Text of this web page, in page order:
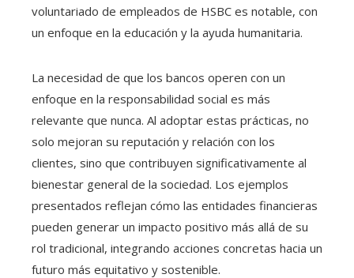
voluntariado de empleados de HSBC es notable, con
un enfoque en la educación y la ayuda humanitaria.
La necesidad de que los bancos operen con un
enfoque en la responsabilidad social es más
relevante que nunca. Al adoptar estas prácticas, no
solo mejoran su reputación y relación con los
clientes, sino que contribuyen significativamente al
bienestar general de la sociedad. Los ejemplos
presentados reflejan cómo las entidades financieras
pueden generar un impacto positivo más allá de su
rol tradicional, integrando acciones concretas hacia un
futuro más equitativo y sostenible.